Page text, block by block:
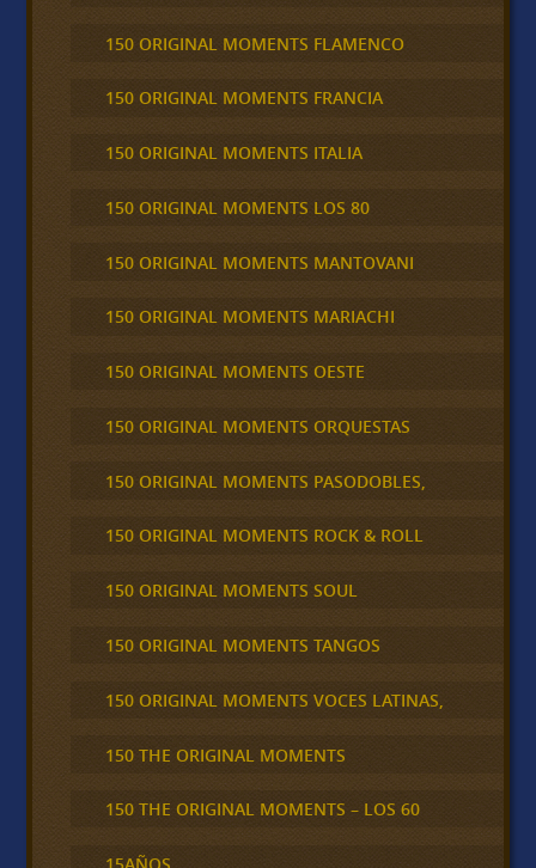
150 ORIGINAL MOMENTS FLAMENCO
150 ORIGINAL MOMENTS FRANCIA
150 ORIGINAL MOMENTS ITALIA
150 ORIGINAL MOMENTS LOS 80
150 ORIGINAL MOMENTS MANTOVANI
150 ORIGINAL MOMENTS MARIACHI
150 ORIGINAL MOMENTS OESTE
150 ORIGINAL MOMENTS ORQUESTAS
150 ORIGINAL MOMENTS PASODOBLES,
150 ORIGINAL MOMENTS ROCK & ROLL
150 ORIGINAL MOMENTS SOUL
150 ORIGINAL MOMENTS TANGOS
150 ORIGINAL MOMENTS VOCES LATINAS,
150 THE ORIGINAL MOMENTS
150 THE ORIGINAL MOMENTS – LOS 60